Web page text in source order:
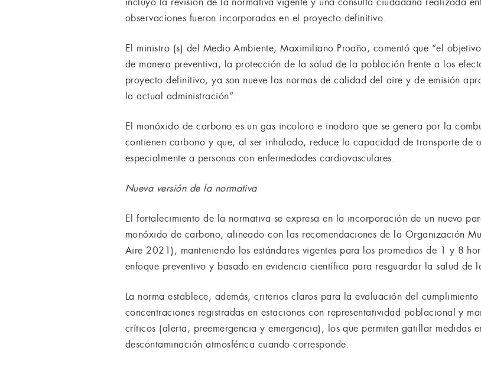
observaciones fueron incorporadas en el proyecto definitivo.
El ministro (s) del Medio Ambiente, Maximiliano Proaño, comentó que “el
de manera preventiva, la protección de la salud de la población frente a los
proyecto definitivo, ya son nueve las normas de calidad del aire y de emisión
la actual administración”.
El monóxido de carbono es un gas incoloro e inodoro que se genera por la
contienen carbono y que, al ser inhalado, reduce la capacidad de transporte de
especialmente a personas con enfermedades cardiovasculares.
Nueva versión de la normativa
El fortalecimiento de la normativa se expresa en la incorporación de un nuevo
monóxido de carbono, alineado con las recomendaciones de la Organización
Aire 2021), manteniendo los estándares vigentes para los promedios de 1 y 8
enfoque preventivo y basado en evidencia científica para resguardar la salud de
La norma establece, además, criterios claros para la evaluación del
concentraciones registradas en estaciones con representatividad poblacional y
críticos (alerta, preemergencia y emergencia), los que permiten gatillar medidas
descontaminación atmosférica cuando corresponde.